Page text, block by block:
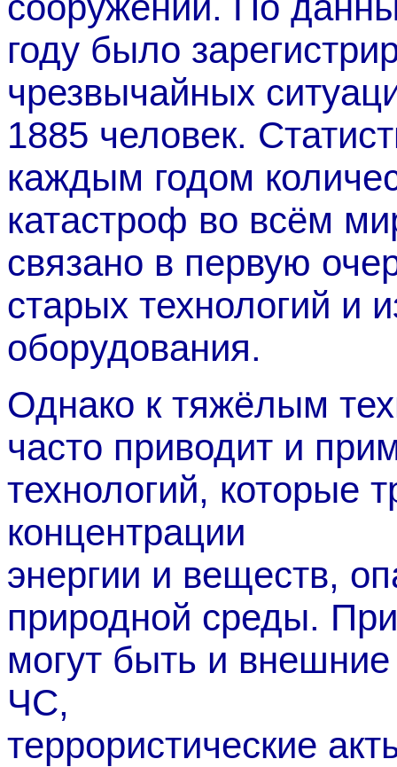
году было
чрезвычайных
1885 человек.
каждым годом
катастроф во всём
связано в первую
старых технологий и
оборудования.
Однако к тяжёлым
часто приводит и
технологий, которые
концентрации
энергии и веществ,
природной среды.
могут быть и
ЧС,
террористические